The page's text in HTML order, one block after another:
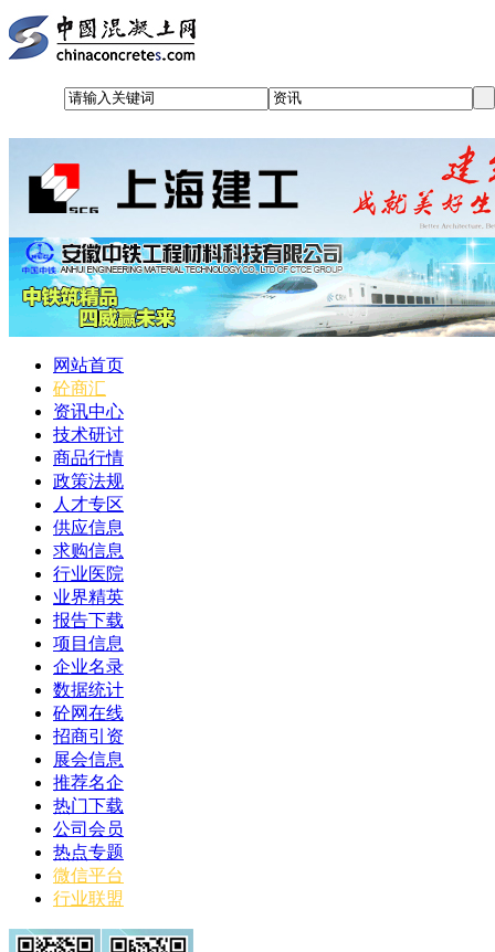
网站首页
砼商汇
资讯中心
技术研讨
商品行情
政策法规
人才专区
供应信息
求购信息
行业医院
业界精英
报告下载
项目信息
企业名录
数据统计
砼网在线
招商引资
展会信息
推荐名企
热门下载
公司会员
热点专题
微信平台
行业联盟